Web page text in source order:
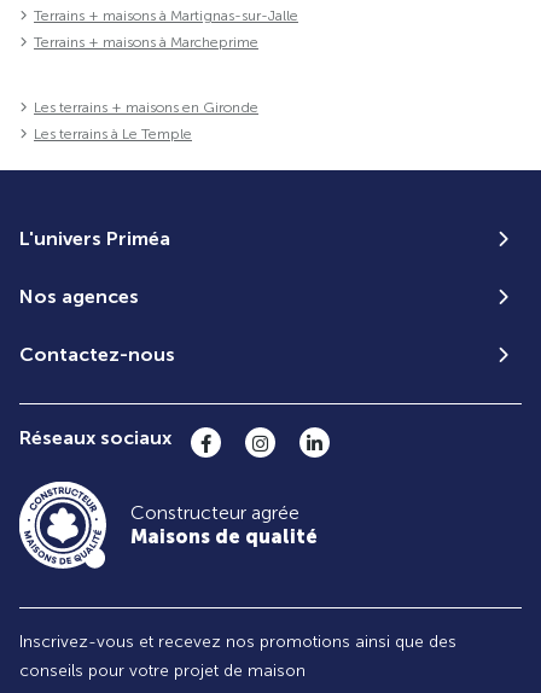
Terrains + maisons à Martignas-sur-Jalle
Terrains + maisons à Marcheprime
Les terrains + maisons en Gironde
Les terrains à Le Temple
L'univers Priméa
Nos agences
Contactez-nous
Réseaux sociaux
Constructeur agrée
Maisons de qualité
Inscrivez-vous et recevez nos promotions ainsi que des
conseils pour votre projet de maison